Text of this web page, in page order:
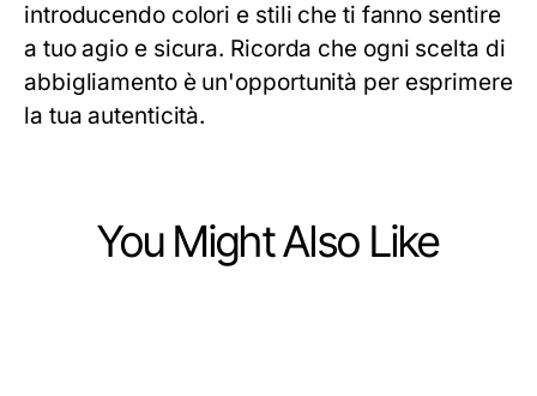
introducendo colori e stili che ti fanno sentire
a tuo agio e sicura. Ricorda che ogni scelta di
abbigliamento è un'opportunità per esprimere
la tua autenticità.
You Might Also Like